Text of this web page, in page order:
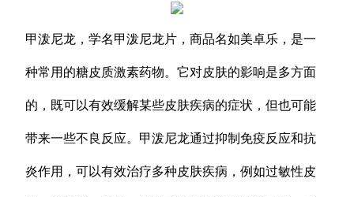
甲泼尼龙，学名甲泼尼龙片，商品名如美卓乐，是一
种常用的糖皮质激素药物。它对皮肤的影响是多方面
的，既可以有效缓解某些皮肤疾病的症状，但也可能
带来一些不良反应。甲泼尼龙通过抑制免疫反应和抗
炎作用，可以有效治疗多种皮肤疾病，例如过敏性皮